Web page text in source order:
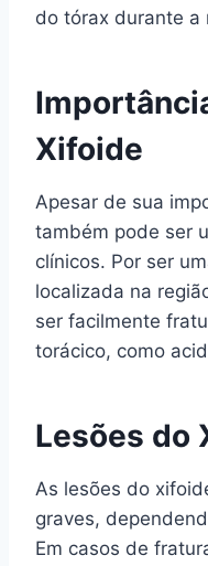
do tórax durante a
Xifoide
Apesar de sua
também pode ser
clínicos. Por ser
localizada na
ser facilmente
torácico, como
Lesões do
As lesões do
graves,
Em casos de